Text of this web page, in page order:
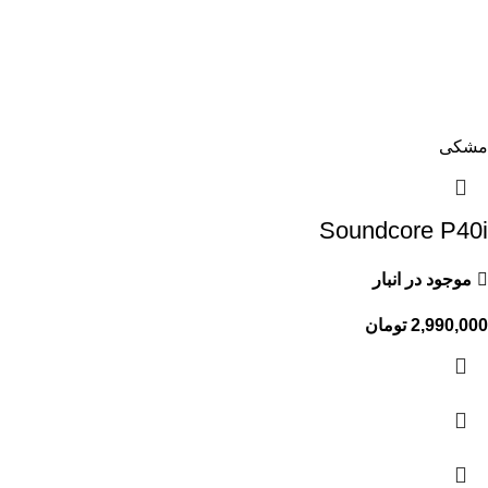
مشکی
Soundcore P40i
موجود در انبار
2,990,000 تومان